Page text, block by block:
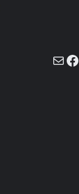
E-Mail